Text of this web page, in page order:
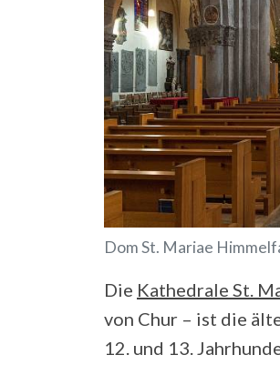
Dom St. Mariae
Die Kathedrale St.
von Chur – ist die
12. und 13.